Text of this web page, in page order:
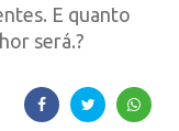
E quanto
será.?